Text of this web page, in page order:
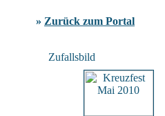
» Zurück zum Portal
Zufallsbild